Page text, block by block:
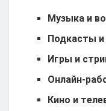
Музыка и
Подкасты и
Игры и
Онлайн-
Кино и